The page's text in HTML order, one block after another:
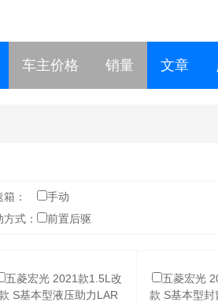
车主价格 销量 文章
： 手动
式： 前置后驱
五菱宏光 2021款1.5L改
S基本型液压助力LAR
五菱宏光
款 S基本型封